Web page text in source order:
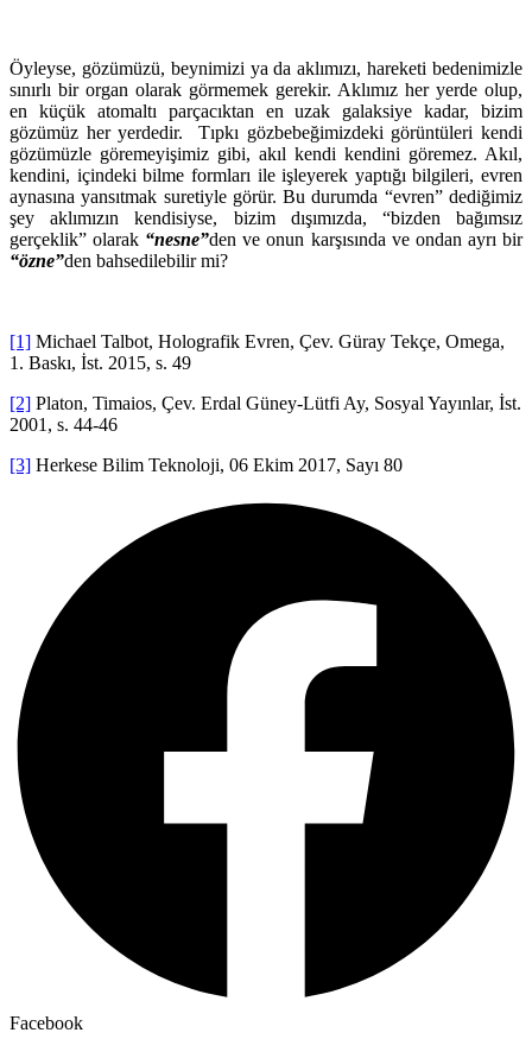
Öyleyse, gözümüzü, beynimizi ya da aklımızı, hareketi bedenimizle
sınırlı bir organ olarak görmemek gerekir. Aklımız her yerde olup,
en küçük atomaltı parçacıktan en uzak galaksiye kadar, bizim
gözümüz her yerdedir. Tıpkı gözbebeğimizdeki görüntüleri kendi
gözümüzle göremeyişimiz gibi, akıl kendi kendini göremez. Akıl,
kendini, içindeki bilme formları ile işleyerek yaptığı bilgileri, evren
aynasına yansıtmak suretiyle görür. Bu durumda “evren” dediğimiz
şey aklımızın kendisiyse, bizim dışımızda, “bizden bağımsız
gerçeklik” olarak “nesne”den ve onun karşısında ve ondan ayrı bir
“özne”den bahsedilebilir mi?
[1] Michael Talbot, Holografik Evren, Çev. Güray Tekçe, Omega,
1. Baskı, İst. 2015, s. 49
[2] Platon, Timaios, Çev. Erdal Güney-Lütfi Ay, Sosyal Yayınlar, İst.
2001, s. 44-46
[3] Herkese Bilim Teknoloji, 06 Ekim 2017, Sayı 80
Facebook